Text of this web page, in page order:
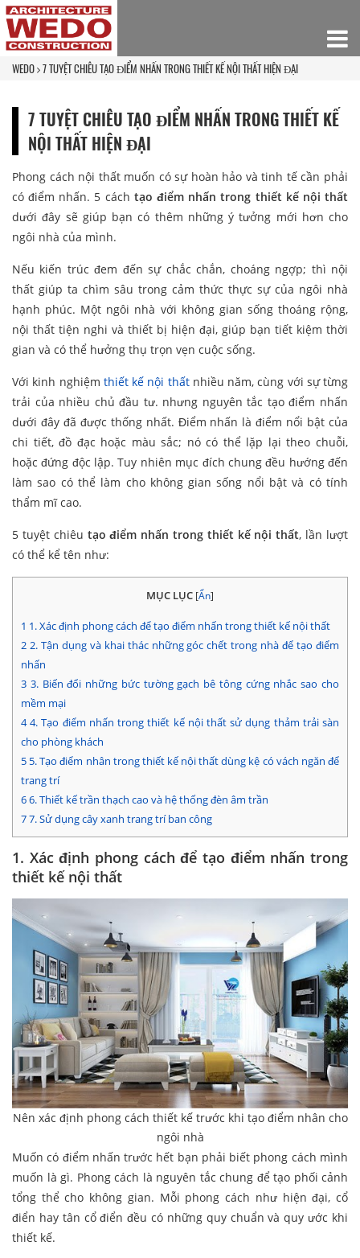
WEDO 7 TUYỆT CHIÊU TẠO ĐIỂM NHẤN TRONG THIẾT KẾ NỘI THẤT HIỆN ĐẠI
7 TUYỆT CHIÊU TẠO ĐIỂM NHẤN TRONG THIẾT KẾ
NỘI THẤT HIỆN ĐẠI
Phong cách nội thất muốn có sự hoàn hảo và tinh tế cần phải
có điểm nhấn. 5 cách tạo điểm nhấn trong thiết kế nội thất
dưới đây sẽ giúp bạn có thêm những ý tưởng mới hơn cho
ngôi nhà của mình.
Nếu kiến trúc đem đến sự chắc chắn, choáng ngợp; thì nội
thất giúp ta chìm sâu trong cảm thức thực sự của ngôi nhà
hạnh phúc. Một ngôi nhà với không gian sống thoáng rộng,
nội thất tiện nghi và thiết bị hiện đại, giúp bạn tiết kiệm thời
gian và có thể hưởng thụ trọn vẹn cuộc sống.
Với kinh nghiệm thiết kế nội thấtnhiều năm, cùng với sự từng
trải của nhiều chủ đầu tư. nhưng nguyên tắc tạo điểm nhấn
dưới đây đã được thống nhất. Điểm nhấn là điểm nổi bật của
chi tiết, đồ đạc hoặc màu sắc; nó có thể lặp lại theo chuỗi,
hoặc đứng độc lập. Tuy nhiên mục đích chung đều hướng đến
làm sao có thể làm cho không gian sống nổi bật và có tính
thẩm mĩ cao.
5 tuyệt chiêu tạo điểm nhấn trong thiết kế nội thất, lần lượt
có thể kể tên như:
MỤC LỤC [Ẩn]
1 1. Xác định phong cách để tạo điểm nhấn trong thiết kế nội thất
2 2. Tận dụng và khai thác những góc chết trong nhà để tạo điểm
nhấn
3 3. Biến đổi những bức tường gạch bê tông cứng nhắc sao cho
mềm mại
44. Tạo điểm nhấn trong thiết kế nội thất sử dụng thảm trải sàn
cho phòng khách
5 5. Tạo điểm nhân trong thiết kế nội thất dùng kệ có vách ngăn để
trang trí
66. Thiết kế trần thạch cao và hệ thống đèn âm trần
77. Sử dụng cây xanh trang trí ban công
1. Xác định phong cách để tạo điểm nhấn trong
thiết kế nội thất
Nên xác định phong cách thiết kế trước khi tạo điểm nhân cho
ngôi nhà
Muốn có điểm nhấn trước hết bạn phải biết phong cách mình
muốn là gì. Phong cách là nguyên tắc chung để tạo phối cảnh
tổng thể cho không gian. Mỗi phong cách như hiện đại, cổ
điển hay tân cổ điển đều có những quy chuẩn và quy ước khi
thiết kế.